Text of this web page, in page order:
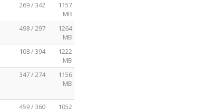
269 / 342
1157
MB
498 / 297
1264
MB
108 / 394
1222
MB
347 / 274
1156
MB
459 / 360
1052